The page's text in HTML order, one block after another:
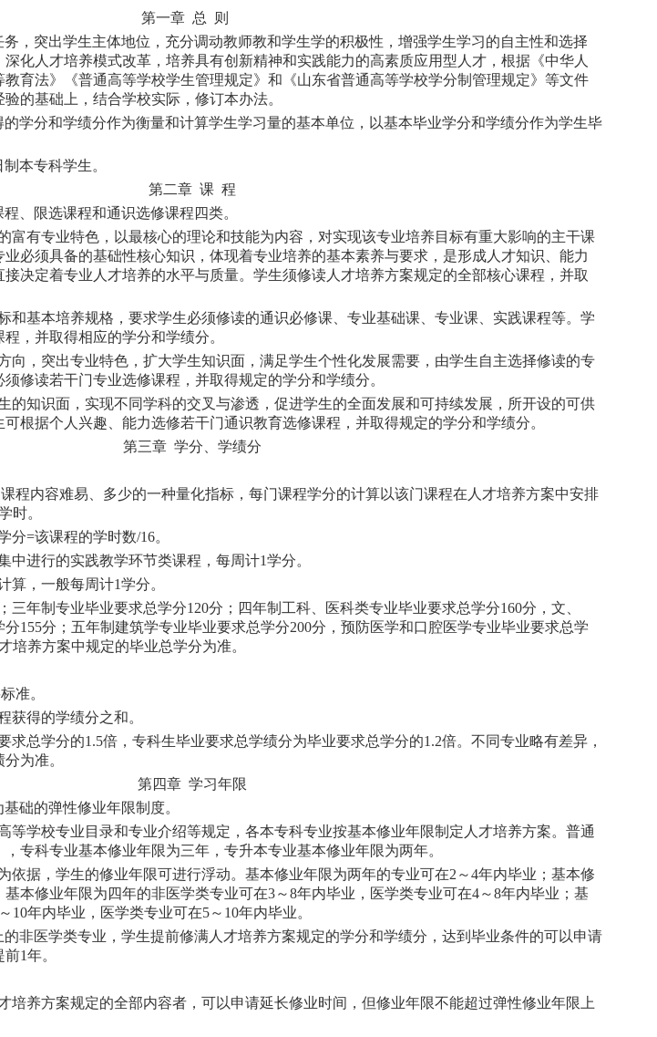
第一章 总 则
，突出学生主体地位，充分调动教师教和学生学的积极性，增强学生学习的自主性和选择
化人才培养模式改革，培养具有创新精神和实践能力的高素质应用型人才，根据《中华人
育法》《普通高等学校学生管理规定》和《山东省普通高等学校学分制管理规定》等文件
的基础上，结合学校实际，修订本办法。
学分和学绩分作为衡量和计算学生学习量的基本单位，以基本毕业学分和学绩分作为学生毕
本专科学生。
第二章 课 程
、限选课程和通识选修课程四类。
富有专业特色，以最核心的理论和技能为内容，对实现该专业培养目标有重大影响的主干课
必须具备的基础性核心知识，体现着专业培养的基本素养与要求，是形成人才知识、能力
决定着专业人才培养的水平与质量。学生须修读人才培养方案规定的全部核心课程，并取
和基本培养规格，要求学生必须修读的通识必修课、专业基础课、专业课、实践课程等。学
，并取得相应的学分和学绩分。
向，突出专业特色，扩大学生知识面，满足学生个性化发展需要，由学生自主选择修读的专
修读若干门专业选修课程，并取得规定的学分和学绩分。
的知识面，实现不同学科的交叉与渗透，促进学生的全面发展和可持续发展，所开设的可供
根据个人兴趣、能力选修若干门通识教育选修课程，并取得规定的学分和学绩分。
第三章 学分、学绩分
程内容难易、多少的一种量化指标，每门课程学分的计算以该门课程在人才培养方案中安排
时。
分=该课程的学时数/16。
中进行的实践教学环节类课程，每周计1学分。
算，一般每周计1学分。
三年制专业毕业要求总学分120分；四年制工科、医科类专业毕业要求总学分160分，文、
155分；五年制建筑学专业毕业要求总学分200分，预防医学和口腔医学专业毕业要求总学
培养方案中规定的毕业总学分为准。
准。
获得的学绩分之和。
求总学分的1.5倍，专科生毕业要求总学绩分为毕业要求总学分的1.2倍。不同专业略有差异，
为准。
第四章 学习年限
础的弹性修业年限制度。
等学校专业目录和专业介绍等规定，各本专科专业按基本修业年限制定人才培养方案。普通
专科专业基本修业年限为三年，专升本专业基本修业年限为两年。
依据，学生的修业年限可进行浮动。基本修业年限为两年的专业可在2～4年内毕业；基本修
本修业年限为四年的非医学类专业可在3～8年内毕业，医学类专业可在4～8年内毕业；基
年内毕业，医学类专业可在5～10年内毕业。
非医学类专业，学生提前修满人才培养方案规定的学分和学绩分，达到毕业条件的可以申请
1年。
培养方案规定的全部内容者，可以申请延长修业时间，但修业年限不能超过弹性修业年限上